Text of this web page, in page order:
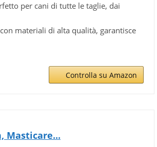
per cani di tutte le taglie, dai
materiali di alta qualità, garantisce
Controlla su Amazon
Masticare...